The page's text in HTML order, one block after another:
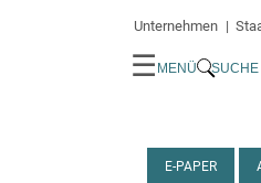
Unternehmen
☰ MENÜ SUCHE
E-PAPER